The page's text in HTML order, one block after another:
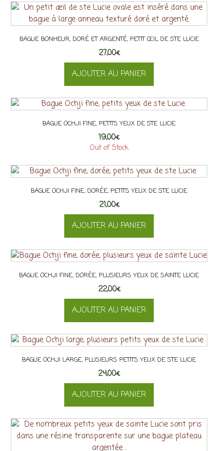
BAGUE BONHEUR, DORÉ ET ARGENTÉ, PETIT ŒIL DE STE LUCIE
27,00€
AJOUTER AU PANIER
BAGUE OCHJI FINE, PETITS YEUX DE STE LUCIE
19,00€
Out of Stock
BAGUE OCHJI FINE, DORÉE, PETITS YEUX DE STE LUCIE
21,00€
AJOUTER AU PANIER
BAGUE OCHJI FINE, DORÉE, PLUSIEURS YEUX DE SAINTE LUCIE
22,00€
AJOUTER AU PANIER
BAGUE OCHJI LARGE, PLUSIEURS PETITS YEUX DE STE LUCIE
24,00€
AJOUTER AU PANIER